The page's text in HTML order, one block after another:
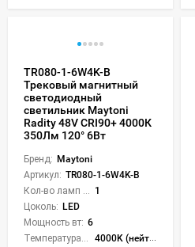
TR080-1-6W4K-B
Трековый магнитный
светодиодный
светильник Maytoni
Radity 48V CRI90+ 4000К
350Лм 120° 6Вт
Бренд: Maytoni
Артикул: TR080-1-6W4K-B
1
Цоколь: LED
Мощность вт: 6
4000K (нейтральный)